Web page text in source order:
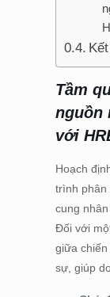
Tầm
nguồn
với
Hoạch
trình phân
cung
Đối với
giữa
sự, giúp